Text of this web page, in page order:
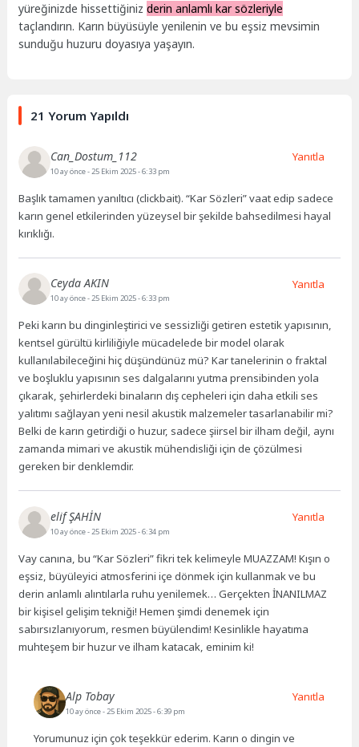
yüreğinizde hissettiğinizderin anlamlı kar sözleriyle
taçlandırın. Karın büyüsüyle yenilenin ve bu eşsiz mevsimin
sunduğu huzuru doyasıya yaşayın.
21 Yorum Yapıldı
Can_Dostum_112
10 ay önce- 25 Ekim 2025 - 6:33 pm
Başlık tamamen yanıltıcı (clickbait). “Kar Sözleri” vaat edip sadece
karın genel etkilerinden yüzeysel bir şekilde bahsedilmesi hayal
kırıklığı.
Yanıtla
Ceyda AKIN
10 ay önce- 25 Ekim 2025 - 6:33 pm
Peki karın bu dinginleştirici ve sessizliği getiren estetik yapısının,
kentsel gürültü kirliliğiyle mücadelede bir model olarak
kullanılabileceğini hiç düşündünüz mü? Kar tanelerinin o fraktal
ve boşluklu yapısının ses dalgalarını yutma prensibinden yola
çıkarak, şehirlerdeki binaların dış cepheleri için daha etkili ses
yalıtımı sağlayan yeni nesil akustik malzemeler tasarlanabilir mi?
Belki de karın getirdiği o huzur, sadece şiirsel bir ilham değil, aynı
zamanda mimari ve akustik mühendisliği için de çözülmesi
gereken bir denklemdir.
Yanıtla
elif ŞAHİN
10 ay önce- 25 Ekim 2025 - 6:34 pm
Vay canına, bu “Kar Sözleri” fikri tek kelimeyle MUAZZAM! Kışın o
eşsiz, büyüleyici atmosferini içe dönmek için kullanmak ve bu
derin anlamlı alıntılarla ruhu yenilemek… Gerçekten İNANILMAZ
bir kişisel gelişim tekniği! Hemen şimdi denemek için
sabırsızlanıyorum, resmen büyülendim! Kesinlikle hayatıma
muhteşem bir huzur ve ilham katacak, eminim ki!
Yanıtla
Alp Tobay
10 ay önce- 25 Ekim 2025 - 6:39 pm
Yorumunuz için çok teşekkür ederim. Karın o dingin ve
Yanıtla